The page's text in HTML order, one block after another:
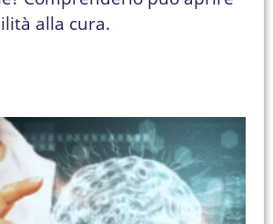
alla cura.